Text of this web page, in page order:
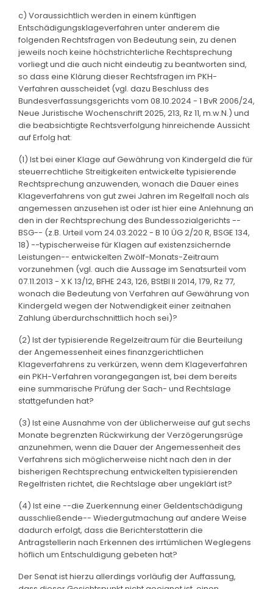
c) Voraussichtlich werden in einem künftigen
Entschädigungsklageverfahren unter anderem die
folgenden Rechtsfragen von Bedeutung sein, zu denen
jeweils noch keine höchstrichterliche Rechtsprechung
vorliegt und die auch nicht eindeutig zu beantworten sind,
so dass eine Klärung dieser Rechtsfragen im PKH-
Verfahren ausscheidet (vgl. dazu Beschluss des
Bundesverfassungsgerichts vom 08.10.2024 - 1 BvR 2006/24,
Neue Juristische Wochenschrift 2025, 213, Rz 11, m.w.N.) und
die beabsichtigte Rechtsverfolgung hinreichende Aussicht
auf Erfolg hat:
(1) Ist bei einer Klage auf Gewährung von Kindergeld die für
steuerrechtliche Streitigkeiten entwickelte typisierende
Rechtsprechung anzuwenden, wonach die Dauer eines
Klageverfahrens von gut zwei Jahren im Regelfall noch als
angemessen anzusehen ist oder ist hier eine Anlehnung an
den in der Rechtsprechung des Bundessozialgerichts --
BSG-- (z.B. Urteil vom 24.03.2022 - B 10 ÜG 2/20 R, BSGE 134,
18) --typischerweise für Klagen auf existenzsichernde
Leistungen-- entwickelten Zwölf-Monats-Zeitraum
vorzunehmen (vgl. auch die Aussage im Senatsurteil vom
07.11.2013 - X K 13/12, BFHE 243, 126, BStBl II 2014, 179, Rz 77,
wonach die Bedeutung von Verfahren auf Gewährung von
Kindergeld wegen der Notwendigkeit einer zeitnahen
Zahlung überdurchschnittlich hoch sei)?
(2) Ist der typisierende Regelzeitraum für die Beurteilung
der Angemessenheit eines finanzgerichtlichen
Klageverfahrens zu verkürzen, wenn dem Klageverfahren
ein PKH-Verfahren vorangegangen ist, bei dem bereits
eine summarische Prüfung der Sach- und Rechtslage
stattgefunden hat?
(3) Ist eine Ausnahme von der üblicherweise auf gut sechs
Monate begrenzten Rückwirkung der Verzögerungsrüge
anzunehmen, wenn die Dauer der Angemessenheit des
Verfahrens sich möglicherweise nicht nach den in der
bisherigen Rechtsprechung entwickelten typisierenden
Regelfristen richtet, die Rechtslage aber ungeklärt ist?
(4) Ist eine --die Zuerkennung einer Geldentschädigung
ausschließende-- Wiedergutmachung auf andere Weise
dadurch erfolgt, dass die Berichterstatterin die
Antragstellerin nach Erkennen des irrtümlichen Weglegens
höflich um Entschuldigung gebeten hat?
Der Senat ist hierzu allerdings vorläufig der Auffassung,